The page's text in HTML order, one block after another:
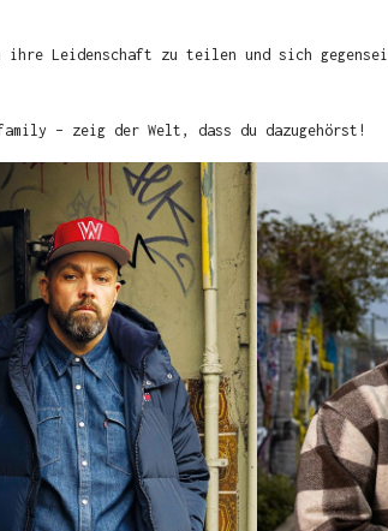
Leidenschaft zu teilen und sich
– zeig der Welt, dass du dazugehörst!